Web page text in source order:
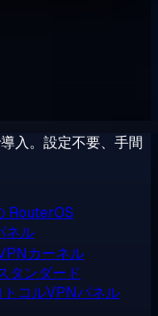
入。設定不要、手間
RouterOS
ネル
カーネル
タンダード
トコルVPNパネル